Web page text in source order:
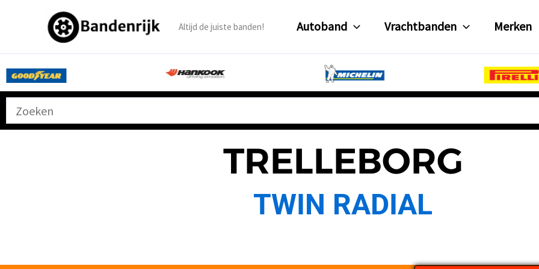
inhoud
Altijd de juiste banden! Autoband Vrachtbanden Merken
TRELLEBORG
TWIN RADIAL